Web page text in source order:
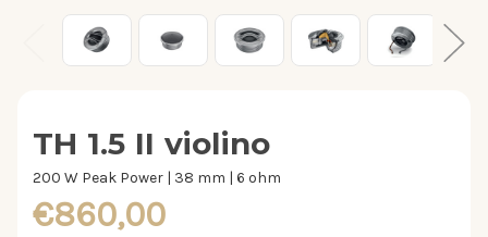
TH 1.5 II violino
200 W Peak Power | 38 mm | 6 ohm
€860,00